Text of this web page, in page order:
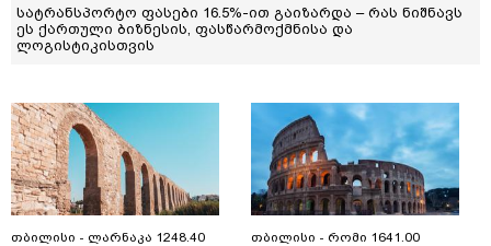
სატრანსპორტო ფასები 16.5%-ით გაიზარდა – რას ნიშნავს
ეს ქართული ბიზნესის, ფასწარმოქმნისა და
ლოგისტიკისთვის
თბილისი - ლარნაკა 1248.40
თბილისი - რომი 1641.00